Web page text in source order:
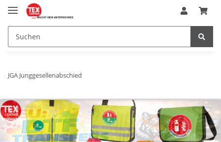
JGA Junggesellenabschied